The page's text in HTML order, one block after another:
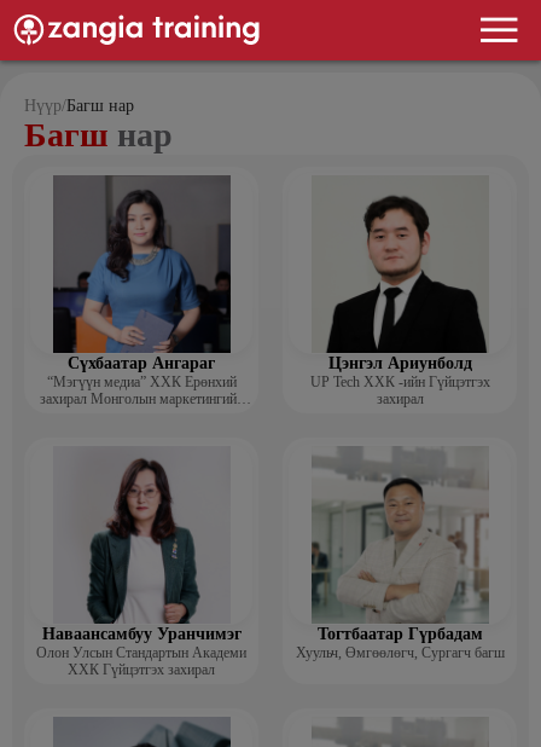
Нүүр/Багш нар
Багш нар
Сүхбаатар Ангараг
“Мэгүүн медиа” ХХК Ерөнхий
захирал Монголын маркетингийн
Цэнгэл Ариунболд
UP Tech ХХК -ийн Гүйцэтгэх
захирал
Наваансамбуу Уранчимэг
Олон Улсын Стандартын Академи
ХХК Гүйцэтгэх захирал
Тогтбаатар Гүрбадам
Хуульч, Өмгөөлөгч, Сургагч багш